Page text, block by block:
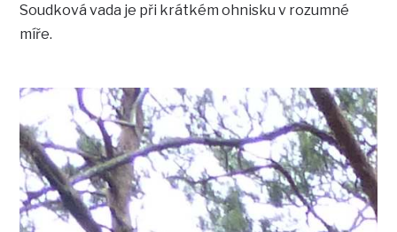
Soudková vada je při krátkém ohnisku v rozumné
míře.